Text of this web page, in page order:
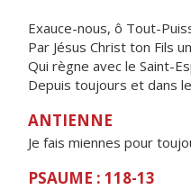
Exauce-nous, ô Tout-
Par Jésus Christ ton Fils
Qui règne avec le Saint-
Depuis toujours et dans
ANTIENNE
Je fais miennes pour
PSAUME : 118-13